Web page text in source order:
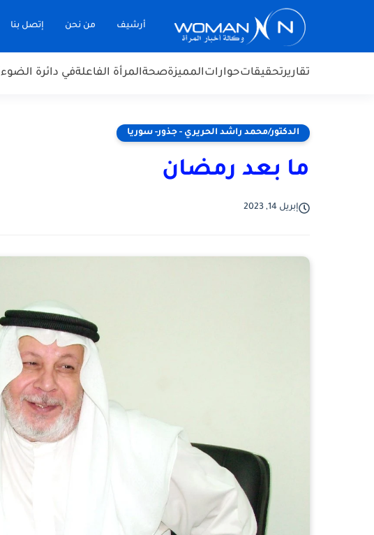
أرشيف من نحن إتصل بنا
تقاريرتحقيقاتحواراتالمميزةصحةالمرأة الفاعلةفي دائرة الضوء
الدكتور/محمد راشد الحريري - جذور- سوريا
ما بعد رمضان
إبريل 14, 2023